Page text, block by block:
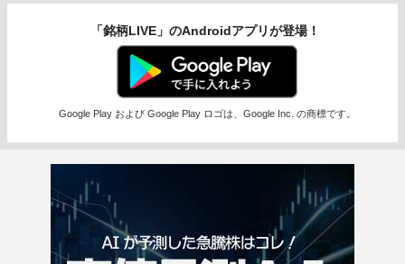
「銘柄LIVE」のAndroidアプリが登場！
Google Play および Google Play ロゴは、Google Inc. の商標です。